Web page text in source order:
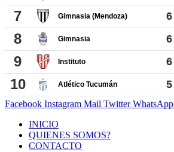
Facebook Instagram Mail Twitter WhatsApp
INICIO
QUIENES SOMOS?
CONTACTO